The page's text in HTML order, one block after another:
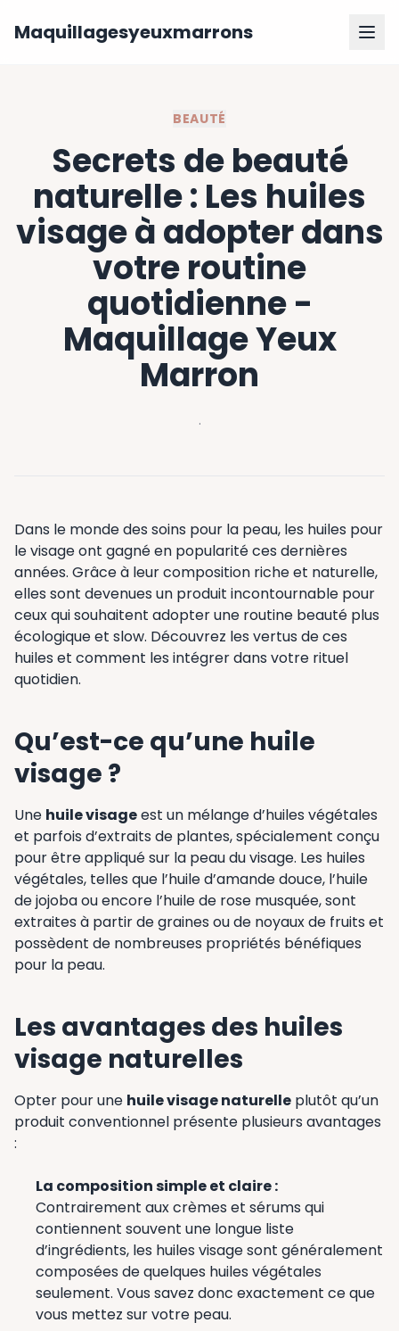
Maquillagesyeuxmarrons
BEAUTÉ
Secrets de beauté
naturelle : Les huiles
visage à adopter dans
votre routine
quotidienne -
Maquillage Yeux
Marron
·
Dans le monde des soins pour la peau, les huiles pour
le visage ont gagné en popularité ces dernières
années. Grâce à leur composition riche et naturelle,
elles sont devenues un produit incontournable pour
ceux qui souhaitent adopter une routine beauté plus
écologique et slow. Découvrez les vertus de ces
huiles et comment les intégrer dans votre rituel
quotidien.
Qu’est-ce qu’une huile
visage ?
Une huile visageest un mélange d’huiles végétales
et parfois d’extraits de plantes, spécialement conçu
pour être appliqué sur la peau du visage. Les huiles
végétales, telles que l’huile d’amande douce, l’huile
de jojoba ou encore l’huile de rose musquée, sont
extraites à partir de graines ou de noyaux de fruits et
possèdent de nombreuses propriétés bénéfiques
pour la peau.
Les avantages des huiles
visage naturelles
Opter pour une huile visage naturelle plutôt qu’un
produit conventionnel présente plusieurs avantages
:
La composition simple et claire :
Contrairement aux crèmes et sérums qui
contiennent souvent une longue liste
d’ingrédients, les huiles visage sont généralement
composées de quelques huiles végétales
seulement. Vous savez donc exactement ce que
vous mettez sur votre peau.